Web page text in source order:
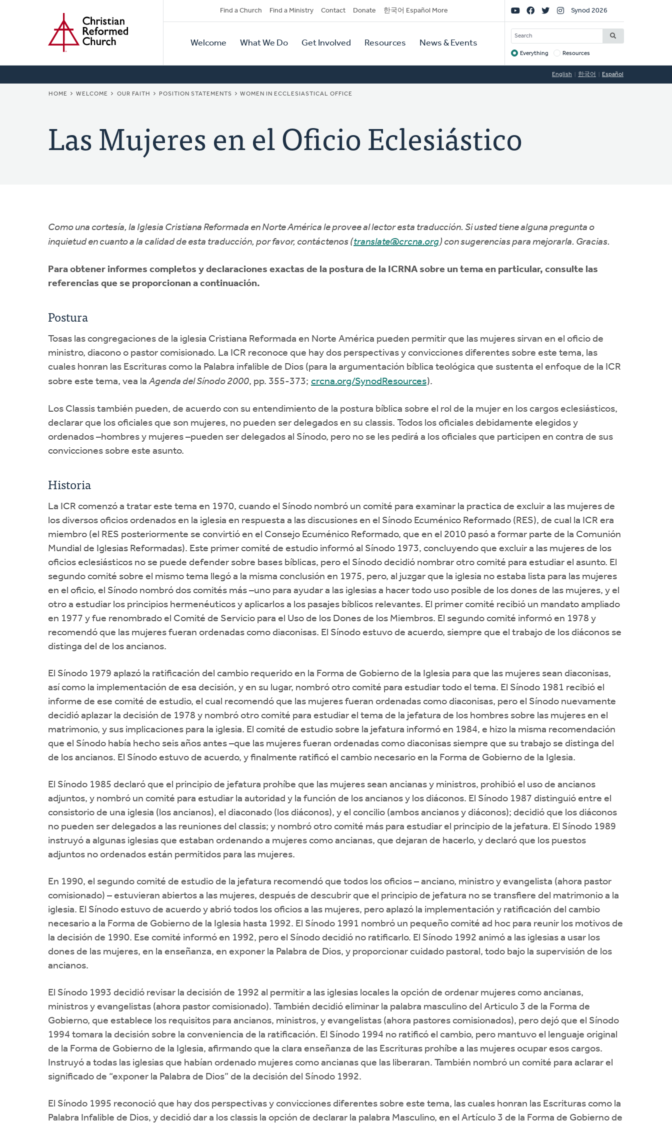
Secondary
Navigation
Find a Church Find a Ministry Contact Donate 한국어 Español More
Primary
Navigation
Welcome What We Do Get Involved Resources News & Events
Social
Links
Synod 2026
SEARCH
Target
Everything Resources
English 한국어 Español
BREADCRUMB
HOME WELCOME OUR FAITH POSITION STATEMENTS WOMEN IN ECCLESIASTICAL OFFICE
Las Mujeres en el Oficio Eclesiástico
Como una cortesía, la Iglesia Cristiana Reformada en Norte América le provee al lector esta traducción. Si usted tiene alguna pregunta o
inquietud en cuanto a la calidad de esta traducción, por favor, contáctenos (translate@crcna.org) con sugerencias para mejorarla. Gracias.
Para obtener informes completos y declaraciones exactas de la postura de la ICRNA sobre un tema en particular, consulte las
referencias que se proporcionan a continuación.
Postura
Tosas las congregaciones de la iglesia Cristiana Reformada en Norte América pueden permitir que las mujeres sirvan en el oficio de
ministro, diacono o pastor comisionado. La ICR reconoce que hay dos perspectivas y convicciones diferentes sobre este tema, las
cuales honran las Escrituras como la Palabra infalible de Dios (para la argumentación bíblica teológica que sustenta el enfoque de la ICR
sobre este tema, vea laAgenda del Sínodo 2000, pp. 355-373; crcna.org/SynodResources).
Los Classis también pueden, de acuerdo con su entendimiento de la postura bíblica sobre el rol de la mujer en los cargos eclesiásticos,
declarar que los oficiales que son mujeres, no pueden ser delegados en su classis. Todos los oficiales debidamente elegidos y
ordenados –hombres y mujeres –pueden ser delegados al Sínodo, pero no se les pedirá a los oficiales que participen en contra de sus
convicciones sobre este asunto.
Historia
La ICR comenzó a tratar este tema en 1970, cuando el Sínodo nombró un comité para examinar la practica de excluir a las mujeres de
los diversos oficios ordenados en la iglesia en respuesta a las discusiones en el Sínodo Ecuménico Reformado (RES), de cual la ICR era
miembro (el RES posteriormente se convirtió en el Consejo Ecuménico Reformado, que en el 2010 pasó a formar parte de la Comunión
Mundial de Iglesias Reformadas). Este primer comité de estudio informó al Sínodo 1973, concluyendo que excluir a las mujeres de los
oficios eclesiásticos no se puede defender sobre bases bíblicas, pero el Sínodo decidió nombrar otro comité para estudiar el asunto. El
segundo comité sobre el mismo tema llegó a la misma conclusión en 1975, pero, al juzgar que la iglesia no estaba lista para las mujeres
en el oficio, el Sínodo nombró dos comités más –uno para ayudar a las iglesias a hacer todo uso posible de los dones de las mujeres, y el
otro a estudiar los principios hermenéuticos y aplicarlos a los pasajes bíblicos relevantes. El primer comité recibió un mandato ampliado
en 1977 y fue renombrado el Comité de Servicio para el Uso de los Dones de los Miembros. El segundo comité informó en 1978 y
recomendó que las mujeres fueran ordenadas como diaconisas. El Sínodo estuvo de acuerdo, siempre que el trabajo de los diáconos se
distinga del de los ancianos.
El Sínodo 1979 aplazó la ratificación del cambio requerido en la Forma de Gobierno de la Iglesia para que las mujeres sean diaconisas,
así como la implementación de esa decisión, y en su lugar, nombró otro comité para estudiar todo el tema. El Sínodo 1981 recibió el
informe de ese comité de estudio, el cual recomendó que las mujeres fueran ordenadas como diaconisas, pero el Sínodo nuevamente
decidió aplazar la decisión de 1978 y nombró otro comité para estudiar el tema de la jefatura de los hombres sobre las mujeres en el
matrimonio, y sus implicaciones para la iglesia. El comité de estudio sobre la jefatura informó en 1984, e hizo la misma recomendación
que el Sínodo había hecho seis años antes –que las mujeres fueran ordenadas como diaconisas siempre que su trabajo se distinga del
de los ancianos. El Sínodo estuvo de acuerdo, y finalmente ratificó el cambio necesario en la Forma de Gobierno de la Iglesia.
El Sínodo 1985 declaró que el principio de jefatura prohíbe que las mujeres sean ancianas y ministros, prohibió el uso de ancianos
adjuntos, y nombró un comité para estudiar la autoridad y la función de los ancianos y los diáconos. El Sínodo 1987 distinguió entre el
consistorio de una iglesia (los ancianos), el diaconado (los diáconos), y el concilio (ambos ancianos y diáconos); decidió que los diáconos
no pueden ser delegados a las reuniones del classis; y nombró otro comité más para estudiar el principio de la jefatura. El Sínodo 1989
instruyó a algunas iglesias que estaban ordenando a mujeres como ancianas, que dejaran de hacerlo, y declaró que los puestos
adjuntos no ordenados están permitidos para las mujeres.
En 1990, el segundo comité de estudio de la jefatura recomendó que todos los oficios – anciano, ministro y evangelista (ahora pastor
comisionado) – estuvieran abiertos a las mujeres, después de descubrir que el principio de jefatura no se transfiere del matrimonio a la
iglesia. El Sínodo estuvo de acuerdo y abrió todos los oficios a las mujeres, pero aplazó la implementación y ratificación del cambio
necesario a la Forma de Gobierno de la Iglesia hasta 1992. El Sínodo 1991 nombró un pequeño comité ad hoc para reunir los motivos de
la decisión de 1990. Ese comité informó en 1992, pero el Sínodo decidió no ratificarlo. El Sínodo 1992 animó a las iglesias a usar los
dones de las mujeres, en la enseñanza, en exponer la Palabra de Dios, y proporcionar cuidado pastoral, todo bajo la supervisión de los
ancianos.
El Sínodo 1993 decidió revisar la decisión de 1992 al permitir a las iglesias locales la opción de ordenar mujeres como ancianas,
ministros y evangelistas (ahora pastor comisionado). También decidió eliminar la palabra masculino del Articulo 3 de la Forma de
Gobierno, que establece los requisitos para ancianos, ministros, y evangelistas (ahora pastores comisionados), pero dejó que el Sínodo
1994 tomara la decisión sobre la conveniencia de la ratificación. El Sínodo 1994 no ratificó el cambio, pero mantuvo el lenguaje original
de la Forma de Gobierno de la Iglesia, afirmando que la clara enseñanza de las Escrituras prohíbe a las mujeres ocupar esos cargos.
Instruyó a todas las iglesias que habían ordenado mujeres como ancianas que las liberaran. También nombró un comité para aclarar el
significado de “exponer la Palabra de Dios” de la decisión del Sínodo 1992.
El Sínodo 1995 reconoció que hay dos perspectivas y convicciones diferentes sobre este tema, las cuales honran las Escrituras como la
Palabra Infalible de Dios, y decidió dar a los classis la opción de declarar la palabra Masculino, en el Artículo 3 de la Forma de Gobierno de